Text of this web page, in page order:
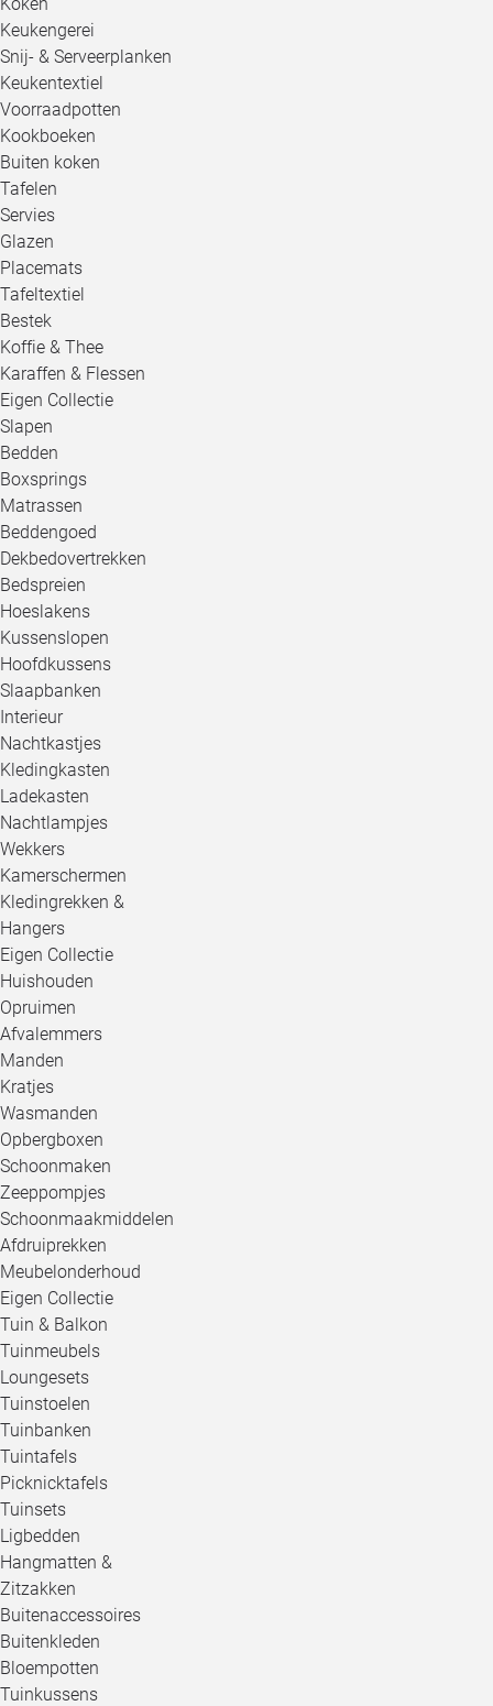
Keukengerei
Snij- & Serveerplanken
Keukentextiel
Voorraadpotten
Kookboeken
Buiten koken
Tafelen
Servies
Glazen
Placemats
Tafeltextiel
Bestek
Koffie & Thee
Karaffen & Flessen
Eigen Collectie
Slapen
Bedden
Boxsprings
Matrassen
Beddengoed
Dekbedovertrekken
Bedspreien
Hoeslakens
Kussenslopen
Hoofdkussens
Slaapbanken
Interieur
Nachtkastjes
Kledingkasten
Ladekasten
Nachtlampjes
Wekkers
Kamerschermen
Kledingrekken &
Hangers
Eigen Collectie
Huishouden
Opruimen
Afvalemmers
Manden
Kratjes
Wasmanden
Opbergboxen
Schoonmaken
Zeeppompjes
Schoonmaakmiddelen
Afdruiprekken
Meubelonderhoud
Eigen Collectie
Tuin & Balkon
Tuinmeubels
Loungesets
Tuinstoelen
Tuinbanken
Tuintafels
Picknicktafels
Tuinsets
Ligbedden
Hangmatten &
Zitzakken
Buitenaccessoires
Buitenkleden
Bloempotten
Tuinkussens